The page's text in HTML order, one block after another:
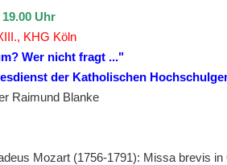
Uhr
KHG Köln
Wer nicht fragt ..."
der Katholischen
Raimund Blanke
Mozart (1756-1791): Missa brevis in